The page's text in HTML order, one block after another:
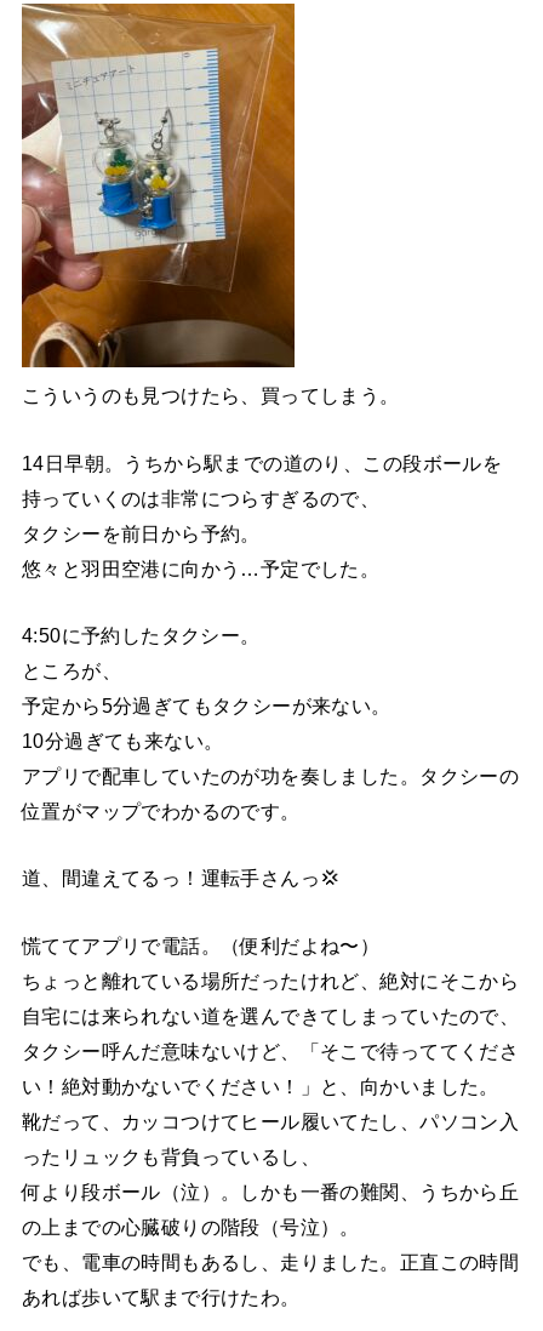
こういうのも見つけたら、買ってしまう。
14日早朝。うちから駅までの道のり、この段ボールを
持っていくのは非常につらすぎるので、
タクシーを前日から予約。
悠々と羽田空港に向かう…予定でした。
4:50に予約したタクシー。
ところが、
予定から5分過ぎてもタクシーが来ない。
10分過ぎても来ない。
アプリで配車していたのが功を奏しました。タクシーの
位置がマップでわかるのです。
道、間違えてるっ！運転手さんっ💢
慌ててアプリで電話。（便利だよね〜）
ちょっと離れている場所だったけれど、絶対にそこから
自宅には来られない道を選んできてしまっていたので、
タクシー呼んだ意味ないけど、「そこで待っててくださ
い！絶対動かないでください！」と、向かいました。
靴だって、カッコつけてヒール履いてたし、パソコン入
ったリュックも背負っているし、
何より段ボール（泣）。しかも一番の難関、うちから丘
の上までの心臓破りの階段（号泣）。
でも、電車の時間もあるし、走りました。正直この時間
あれば歩いて駅まで行けたわ。